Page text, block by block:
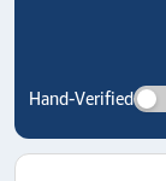
Hand-Verified